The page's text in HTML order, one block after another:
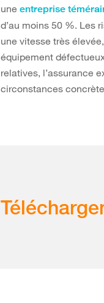
une entreprise
d’au moins 50 %. Les
une vitesse très
équipement
relatives, l’assurance
circonstances